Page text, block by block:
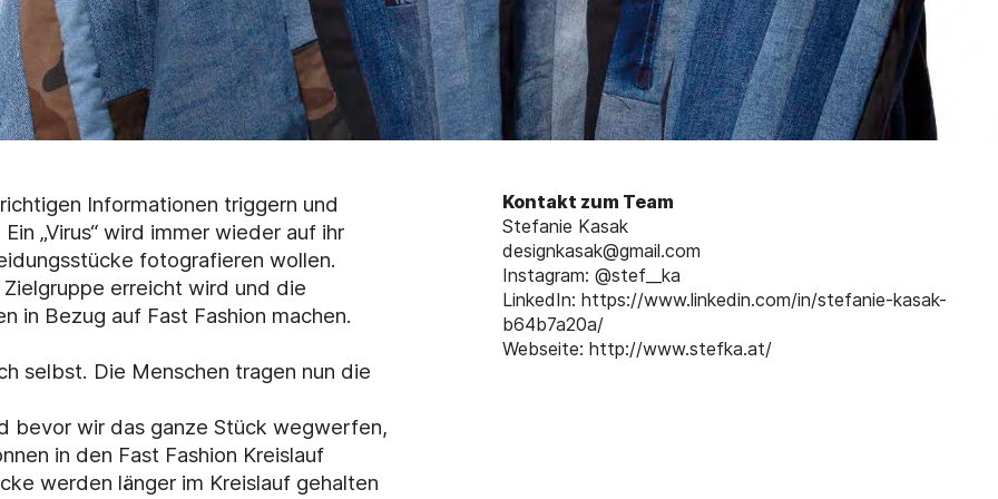
Informationen triggern und
„Virus“ wird immer wieder auf ihr
fotografieren wollen.
erreicht wird und die
in Bezug auf Fast Fashion machen.
selbst. Die Menschen tragen nun die
bevor wir das ganze Stück wegwerfen,
in den Fast Fashion Kreislauf
werden länger im Kreislauf gehalten
Kontakt zum Team
Stefanie Kasak
designkasak@gmail.com
Instagram: @stef__ka
LinkedIn: https://www.linkedin.com/in/stefanie-kasak-
b64b7a20a/
Webseite: http://www.stefka.at/